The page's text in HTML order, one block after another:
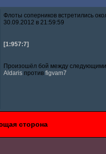
Флоты соперников встретились
30.09.2012 в 21:59:59
[1:957:7]
Произошёл бой между
Aldaris противfigvam7
сторона